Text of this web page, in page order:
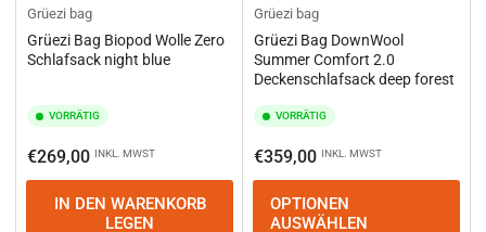
Grüezi bag
Grüezi Bag Biopod Wolle Zero
Schlafsack night blue
VORRÄTIG
Normaler
Preis
€269,00 INKL. MWST
IN DEN WARENKORB
LEGEN
Grüezi bag
Grüezi Bag DownWool
Summer Comfort 2.0
Deckenschlafsack deep forest
VORRÄTIG
Normaler
Preis
€359,00 INKL. MWST
OPTIONEN
AUSWÄHLEN